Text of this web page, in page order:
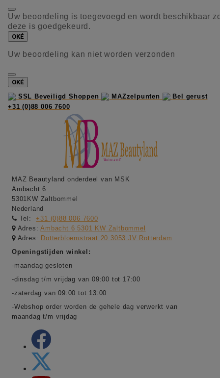
Uw beoordeling is toegevoegd en wordt beschikbaar
deze is goedgekeurd.
OKÉ
Uw beoordeling kan niet worden verzonden
OKÉ
SSL Beveiligd Shoppen
MAZzelpunten
Bel gerust
+31 (0)88 006 7600
MAZ Beautyland onderdeel van MSK
Ambacht 6
5301KW Zaltbommel
Nederland
Tel:
+31 (0)88 006 7600
Adres:Ambacht 6 5301 KW Zaltbommel
Adres: Dotterbloemstraat 20 3053 JV Rotterdam
Openingstijden winkel:
-maandag gesloten
-dinsdag t/m vrijdag van 09:00 tot 17:00
-zaterdag van 09:00 tot 13:00
-Webshop order worden de gehele dag verwerkt van
maandag t/m vrijdag